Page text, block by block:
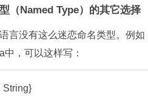
（Named Type）的其它选择
没有这么迷恋命名类型。例如
，可以这样写：
String}